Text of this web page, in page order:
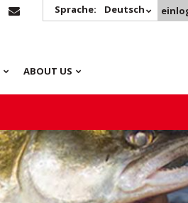
Sprache: Deutsch
ABOUT US